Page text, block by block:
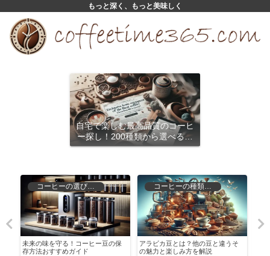
もっと深く、もっと美味しく
自宅で楽しむ最高品質のコーヒ
ー探し！200種類から選べるサ
ブスクリプション
未来の味を守る！コーヒー豆の保
存方法おすすめガイド
アラビカ豆とは？他の豆と違うそ
の魅力と楽しみ方を解説